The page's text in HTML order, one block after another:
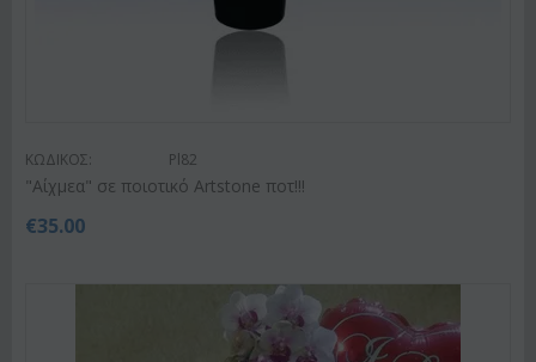
ΚΩΔΙΚΟΣ: Pl82
"Αίχμεα" σε ποιοτικό Artstone ποτ!!!
€35.00